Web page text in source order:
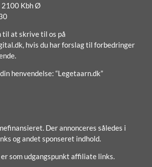
2100 Kbh Ø
til at skrive til os på
hvis du har forslag til forbedringer
henvendelse: “Legetaarn.dk”
Der annonceres således i
og andet sponseret indhold.
som udgangspunkt affiliate links.